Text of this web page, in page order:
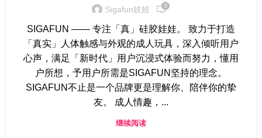
Sigafun娃娃 0
SIGAFUN —— 专注「真」硅胶娃娃。 致力于打造
「真实」人体触感与外观的成人玩具，深入倾听用户
心声，满足「新时代」用户沉浸式体验而努力，懂用
户所想，予用户所需是SIGAFUN坚持的理念。
SIGAFUN不止是一个品牌更是理解你、陪伴你的挚
友。 成人情趣，...
继续阅读